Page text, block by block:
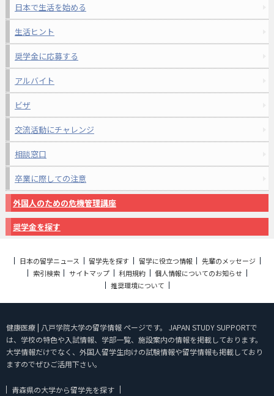
日本で生活を始める
生活ヒント
奨学金に応募する
アルバイト
ビザ
交流活動にチャレンジ
相談窓口
卒業に際しての注意
外国人のための危機管理講座
奨学金を探す
日本の留学ニュース 留学先を探す 留学に役立つ情報
先輩のメッセージ
索引検索
サイトマップ 利用規約
個人情報についてのお知らせ
推奨環境について
健康医療 | 八戸学院大学の留学情報 ページです。 JAPAN STUDY SUPPORTで
は、学校の特色や入試情報、学部一覧、施設案内の情報を掲載しております。
大学情報だけでなく、外国人留学生向けの試験情報や留学情報も掲載しており
ますのでぜひご活用下さい。
青森県の大学から留学先を探す